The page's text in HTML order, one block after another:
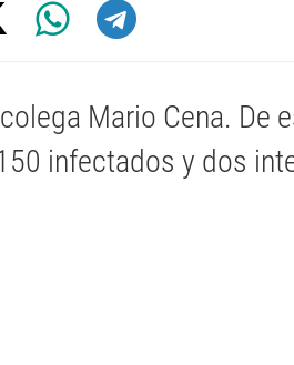
Mario Cena. De
infectados y dos